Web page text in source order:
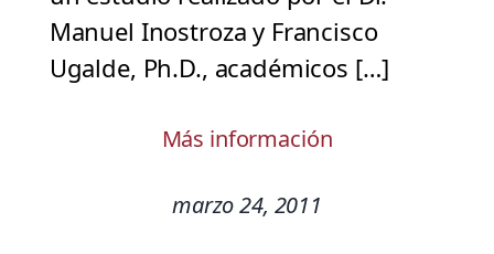
Manuel Inostroza y Francisco
Ugalde, Ph.D., académicos […]
Más información
marzo 24, 2011